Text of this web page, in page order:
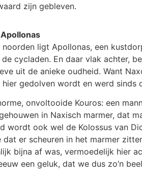
zijn gebleven.
noorden ligt Apollonas, een
cycladen. En daar vlak achter,
uit de anieke oudheid. Want
gedolven wordt en werd sinds
onvoltooide Kouros: een
in Naxisch marmer, dat
wordt ook wel de Kolossus van
er scheuren in het marmer
bijna af was, vermoedelijk hier
een geluk, dat we dus zo’n